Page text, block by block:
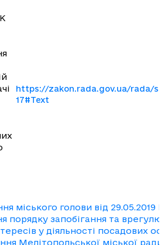
https://zakon.rada.gov.ua/rada/
17#Text
міського голови від 29.05.2019
порядку запобігання та
у діяльності посадових
Мелітопольської міської ради